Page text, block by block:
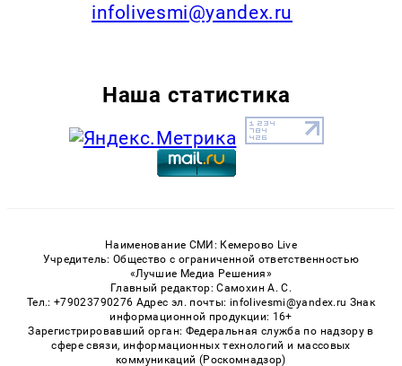
infolivesmi@yandex.ru
Наша статистика
Наименование СМИ: Кемерово Live
Учредитель: Общество с ограниченной ответственностью
«Лучшие Медиа Решения»
Главный редактор: Самохин А. С.
Тел.: +79023790276 Адрес эл. почты: infolivesmi@yandex.ru Знак
информационной продукции: 16+
Зарегистрировавший орган: Федеральная служба по надзору в
сфере связи, информационных технологий и массовых
коммуникаций (Роскомнадзор)